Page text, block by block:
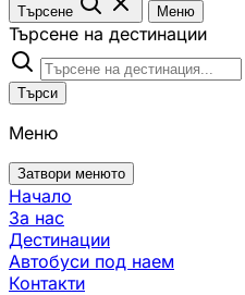
Търсене Меню
Търсене на дестинации
Търси
Меню
Затвори менюто
Начало
За нас
Дестинации
Автобуси под наем
Контакти